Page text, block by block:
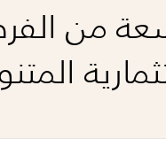
من